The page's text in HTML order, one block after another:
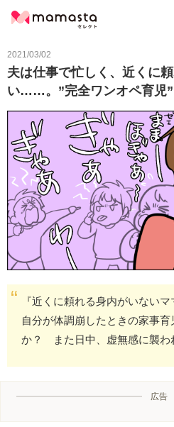
2021/03/02
夫は仕事で忙しく、近くに
い……。”完全ワンオペ育児
『近くに頼れる身内がいない
自分が体調崩したときの家事
か？ また日中、虚無感に襲わ
広告